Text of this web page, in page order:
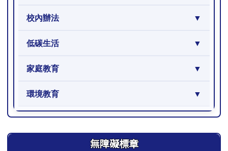
校內辦法
低碳生活
家庭教育
環境教育
右邊區域內容 無障礙標章